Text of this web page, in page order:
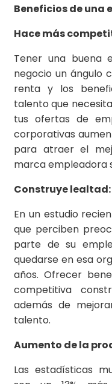
Beneficios de
Hace más
Tener una buena
negocio un ángulo
renta y los
talento que
tus ofertas de
corporativas
para atraer el
marca empleadora
Construye lealtad:
En un estudio
que perciben
parte de su
quedarse en esa
años. Ofrecer
competitiva
además de
talento.
Aumento de la
Las estadísticas